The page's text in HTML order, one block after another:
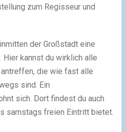
zum Regisseur und
der Großstadt eine
Hier kannst du wirklich alle
die wie fast alle
sind. Ein
sich. Dort findest du auch
samstags freien Eintritt bietet.